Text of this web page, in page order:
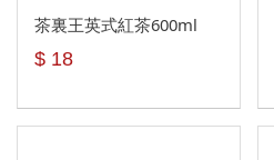
茶裏王英式紅茶600ml
$ 18